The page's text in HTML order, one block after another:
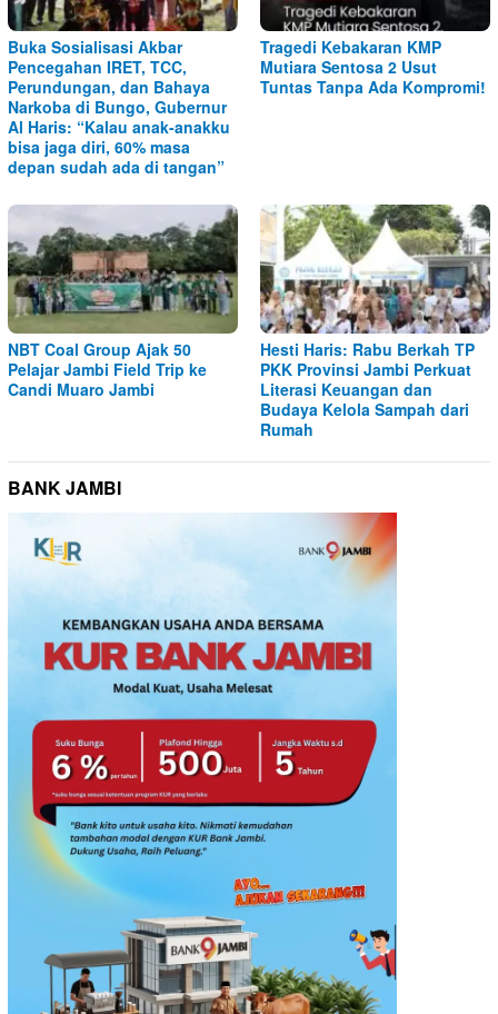
Buka Sosialisasi Akbar
Pencegahan IRET, TCC,
Perundungan, dan Bahaya
Narkoba di Bungo, Gubernur
Al Haris: “Kalau anak-anakku
bisa jaga diri, 60% masa
depan sudah ada di tangan”
Tragedi Kebakaran KMP
Mutiara Sentosa 2 Usut
Tuntas Tanpa Ada Kompromi!
NBT Coal Group Ajak 50
Pelajar Jambi Field Trip ke
Candi Muaro Jambi
Hesti Haris: Rabu Berkah TP
PKK Provinsi Jambi Perkuat
Literasi Keuangan dan
Budaya Kelola Sampah dari
Rumah
BANK JAMBI